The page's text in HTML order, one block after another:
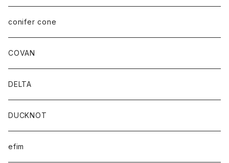
conifer cone
COVAN
DELTA
DUCKNOT
efim